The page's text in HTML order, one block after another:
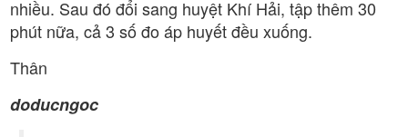
nhiều. Sau đó đổi sang huyệt Khí Hải, tập thêm 30
phút nữa, cả 3 số đo áp huyết đều xuống.
Thân
doducngoc